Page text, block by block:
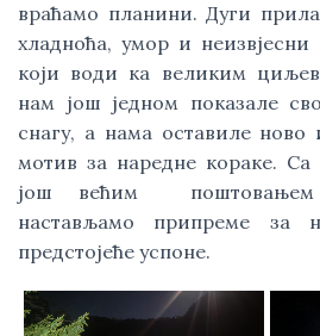
враћамо планини. Дуги
хладноћа, умор и
који води ка великим
нам још једном показале
снагу, а нама оставиле ново
мотив за наредне кораке.
још већим поштовањем
настављамо припреме за
предстојеће успоне.